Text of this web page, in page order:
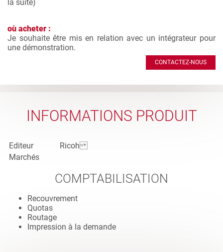
la suite)
où acheter :
Je souhaite être mis en relation avec un intégrateur pour
une démonstration.
CONTACTEZ-NOUS
INFORMATIONS PRODUIT
Editeur
Ricoh
Marchés
COMPTABILISATION
Recouvrement
Quotas
Routage
Impression à la demande